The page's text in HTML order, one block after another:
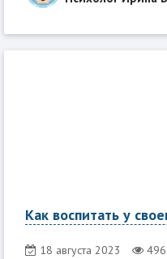
Как воспитать у
18 августа 2023 496